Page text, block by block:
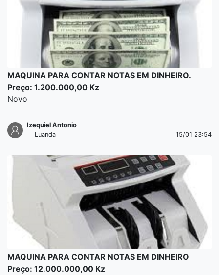
MAQUINA PARA CONTAR NOTAS EM DINHEIRO.
Preço: 1.200.000,00 Kz
Novo
Izequiel Antonio
Luanda
15/01 23:54
MAQUINA PARA CONTAR NOTAS EM DINHEIRO
Preço: 12.000.000,00 Kz